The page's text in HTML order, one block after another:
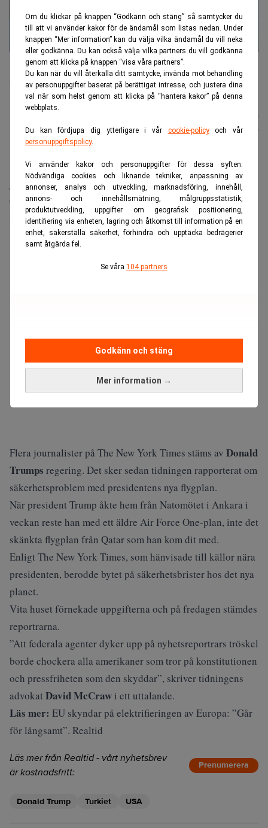
Om du klickar på knappen “Godkänn och stäng” så samtycker du
till att vi använder kakor för de ändamål som listas nedan. Under
knappen “Mer information” kan du välja vilka ändamål du vill neka
eller godkänna. Du kan också välja vilka partners du vill godkänna
genom att klicka på knappen “visa våra partners”.
Du kan när du vill återkalla ditt samtycke, invända mot behandling
av personuppgifter baserat på berättigat intresse, och justera dina
val när som helst genom att klicka på “hantera kakor” på denna
webbplats.
Du kan fördjupa dig ytterligare i vår cookie-policyoch vår
personuppgiftspolicy.
Vi använder kakor och personuppgifter för dessa syften:
Nödvändiga cookies och liknande tekniker, anpassning av
annonser, analys och utveckling, marknadsföring, innehåll,
annons- och innehållsmätning, målgruppsstatistik,
produktutveckling, uppgifter om geografisk positionering,
identifiering via enheten, lagring och åtkomst till information på en
enhet, säkerställa säkerhet, förhindra och upptäcka bedrägerier
samt åtgärda fel.
Se våra 104 partners
Mer information →
Godkänn och stäng
Nya Air Force One, som Trump har fått i gåva från Qatar, ska ha
renoverats för omkring 3,8 miljarder kronor. Gåvan har väckt etiska
och säkerhetsmässiga farhågor. Foto: Julia Demaree
Nikhinson/AP/TT
TT
11 juli 2026
Uppdaterad:11 juli 2026
När president Trump åkte hem från Natomötet i
Ankara i veckan reste han med ett äldre Air Force
One-plan, inte det skänkta flygplan från Qatar som
han kom dit med.
ANNONS
Flera journalister på The New York Times stäms av Donald
Trumps regering. Det sker sedan tidningen rapporterat om
säkerhetsproblem med presidentens nya flygplan.
När president Trump åkte hem från Natomötet i Ankara i
veckan reste han med ett äldre Air Force One-plan, inte det
skänkta flygplan från Qatar som han kom dit med.
Enligt The New York Times, som hänvisade till källor nära
presidenten, berodde bytet på säkerhetsbrister hos det nya
planet.
Vita huset förnekade uppgifterna och på fredagen stämdes
reportrarna.
”Att federala agenter dyker upp på nyhetsreportrars tröskel
borde chockera alla amerikaner som tror på konstitutionen
och pressfriheten som den skyddar”, skriver tidningens
advokat David McCraw i ett uttalande.
Läs mer: EU skyndar på elektrifieringen av Europa: ”Går
för långsamt”. Realtid
Läs mer från Realtid - vårt nyhetsbrev
är kostnadsfritt:
Prenumerera
Donald Trump Turkiet USA